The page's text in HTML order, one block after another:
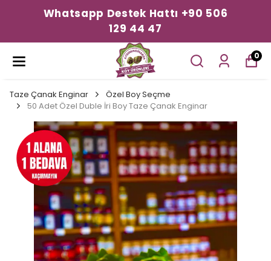
Whatsapp Destek Hattı +90 506
129 44 47
0
Taze Çanak Enginar
Özel Boy Seçme
50 Adet Özel Duble İri Boy Taze Çanak Enginar